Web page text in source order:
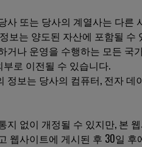
사 또는 당사의 계열사는 다
보는 양도된 자산에 포함될 수
거나 운영을 수행하는 모든
로 이전될 수 있습니다.
정보는 당사의 컴퓨터, 전자
지 없이 개정될 수 있지만, 본
웹사이트에 게시된 후 30일 후